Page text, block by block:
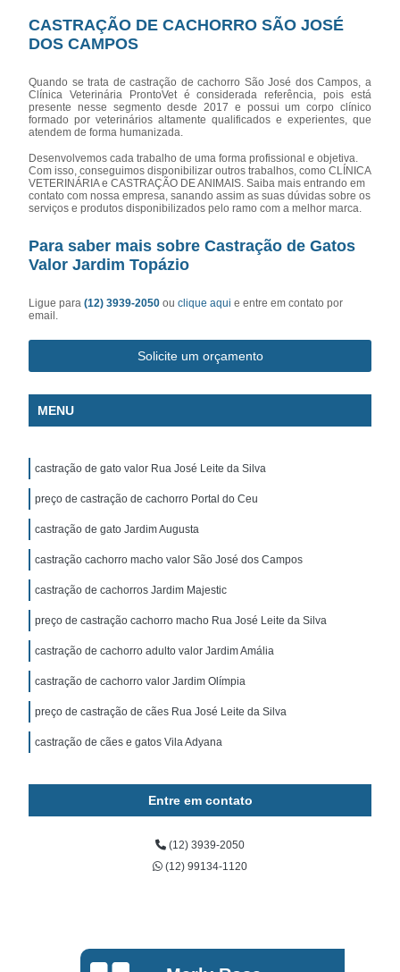
CASTRAÇÃO DE CACHORRO SÃO JOSÉ
DOS CAMPOS
Quando se trata de castração de cachorro São José dos Campos, a
Clínica Veterinária ProntoVet é considerada referência, pois está
presente nesse segmento desde 2017 e possui um corpo clínico
formado por veterinários altamente qualificados e experientes, que
atendem de forma humanizada.
Desenvolvemos cada trabalho de uma forma profissional e objetiva.
Com isso, conseguimos disponibilizar outros trabalhos, como CLÍNICA
VETERINÁRIA e CASTRAÇÃO DE ANIMAIS. Saiba mais entrando em
contato com nossa empresa, sanando assim as suas dúvidas sobre os
serviços e produtos disponibilizados pelo ramo com a melhor marca.
Para saber mais sobre Castração de Gatos
Valor Jardim Topázio
Ligue para(12) 3939-2050ouclique aqui e entre em contato por
email.
Solicite um orçamento
MENU
castração de gato valor Rua José Leite da Silva
preço de castração de cachorro Portal do Ceu
castração de gato Jardim Augusta
castração cachorro macho valor São José dos Campos
castração de cachorros Jardim Majestic
preço de castração cachorro macho Rua José Leite da Silva
castração de cachorro adulto valor Jardim Amália
castração de cachorro valor Jardim Olímpia
preço de castração de cães Rua José Leite da Silva
castração de cães e gatos Vila Adyana
Entre em contato
(12) 3939-2050
(12) 99134-1120